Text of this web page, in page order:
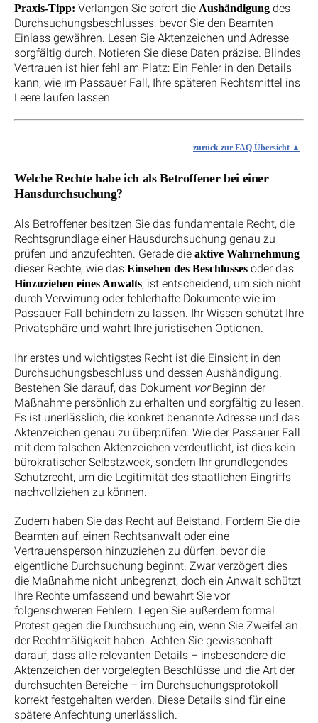
Praxis-Tipp: Verlangen Sie sofort die Aushändigung des
Durchsuchungsbeschlusses, bevor Sie den Beamten
Einlass gewähren. Lesen Sie Aktenzeichen und Adresse
sorgfältig durch. Notieren Sie diese Daten präzise. Blindes
Vertrauen ist hier fehl am Platz: Ein Fehler in den Details
kann, wie im Passauer Fall, Ihre späteren Rechtsmittel ins
Leere laufen lassen.
zurück zur FAQ Übersicht
Welche Rechte habe ich als Betroffener bei einer
Hausdurchsuchung?
Als Betroffener besitzen Sie das fundamentale Recht, die
Rechtsgrundlage einer Hausdurchsuchung genau zu
prüfen und anzufechten. Gerade die aktive Wahrnehmung
dieser Rechte, wie das Einsehen des Beschlusses oder das
Hinzuziehen eines Anwalts, ist entscheidend, um sich nicht
durch Verwirrung oder fehlerhafte Dokumente wie im
Passauer Fall behindern zu lassen. Ihr Wissen schützt Ihre
Privatsphäre und wahrt Ihre juristischen Optionen.
Ihr erstes und wichtigstes Recht ist die Einsicht in den
Durchsuchungsbeschluss und dessen Aushändigung.
Bestehen Sie darauf, das Dokument vorBeginn der
Maßnahme persönlich zu erhalten und sorgfältig zu lesen.
Es ist unerlässlich, die konkret benannte Adresse und das
Aktenzeichen genau zu überprüfen. Wie der Passauer Fall
mit dem falschen Aktenzeichen verdeutlicht, ist dies kein
bürokratischer Selbstzweck, sondern Ihr grundlegendes
Schutzrecht, um die Legitimität des staatlichen Eingriffs
nachvollziehen zu können.
Zudem haben Sie das Recht auf Beistand. Fordern Sie die
Beamten auf, einen Rechtsanwalt oder eine
Vertrauensperson hinzuziehen zu dürfen, bevor die
eigentliche Durchsuchung beginnt. Zwar verzögert dies
die Maßnahme nicht unbegrenzt, doch ein Anwalt schützt
Ihre Rechte umfassend und bewahrt Sie vor
folgenschweren Fehlern. Legen Sie außerdem formal
Protest gegen die Durchsuchung ein, wenn Sie Zweifel an
der Rechtmäßigkeit haben. Achten Sie gewissenhaft
darauf, dass alle relevanten Details – insbesondere die
Aktenzeichen der vorgelegten Beschlüsse und die Art der
durchsuchten Bereiche – im Durchsuchungsprotokoll
korrekt festgehalten werden. Diese Details sind für eine
spätere Anfechtung unerlässlich.